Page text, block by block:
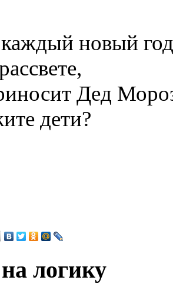
новый
Дед
дети?
логику